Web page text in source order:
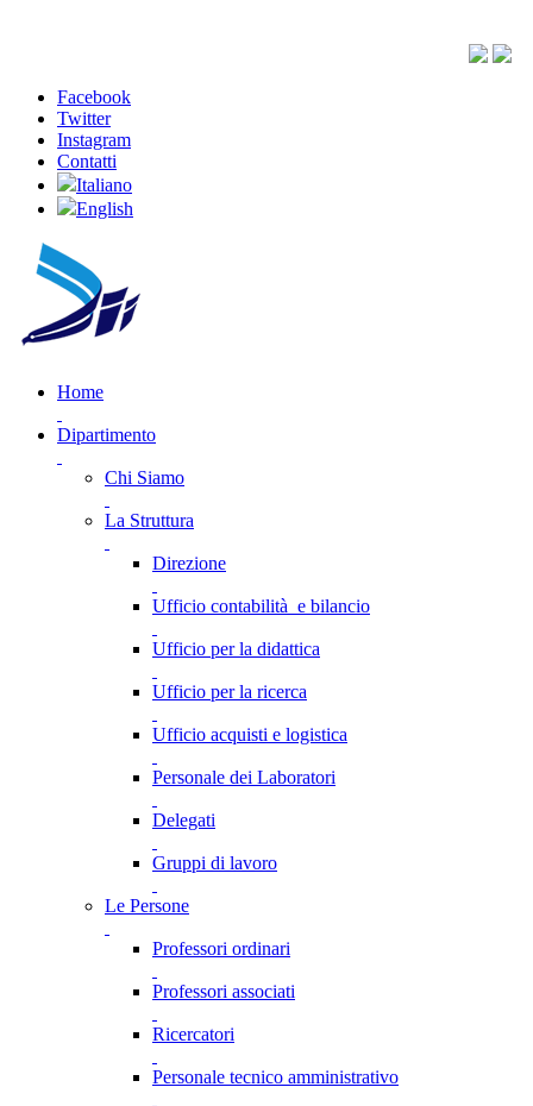
Facebook
Twitter
Instagram
Contatti
Italiano
English
Home
Dipartimento
Chi Siamo
La Struttura
Direzione
Ufficio contabilità e bilancio
Ufficio per la didattica
Ufficio per la ricerca
Ufficio acquisti e logistica
Personale dei Laboratori
Delegati
Gruppi di lavoro
Le Persone
Professori ordinari
Professori associati
Ricercatori
Personale tecnico amministrativo